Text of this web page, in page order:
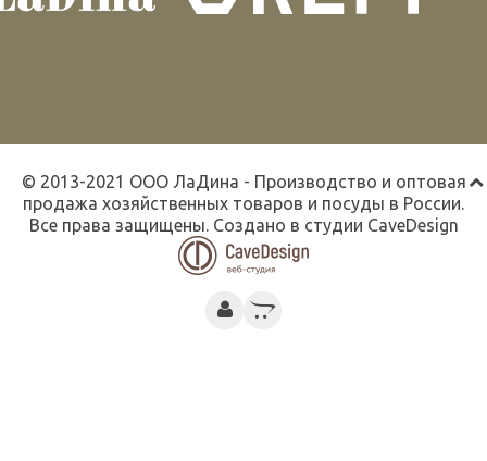
© 2013-2021 ООО ЛаДина - Производство и оптовая
продажа хозяйственных товаров и посуды в России.
Все права защищены. Создано в студии CaveDesign